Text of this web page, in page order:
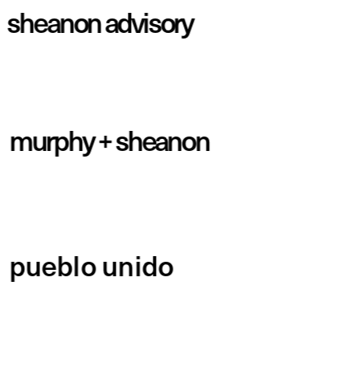
sheanon advisory
murphy + sheanon
pueblo unido